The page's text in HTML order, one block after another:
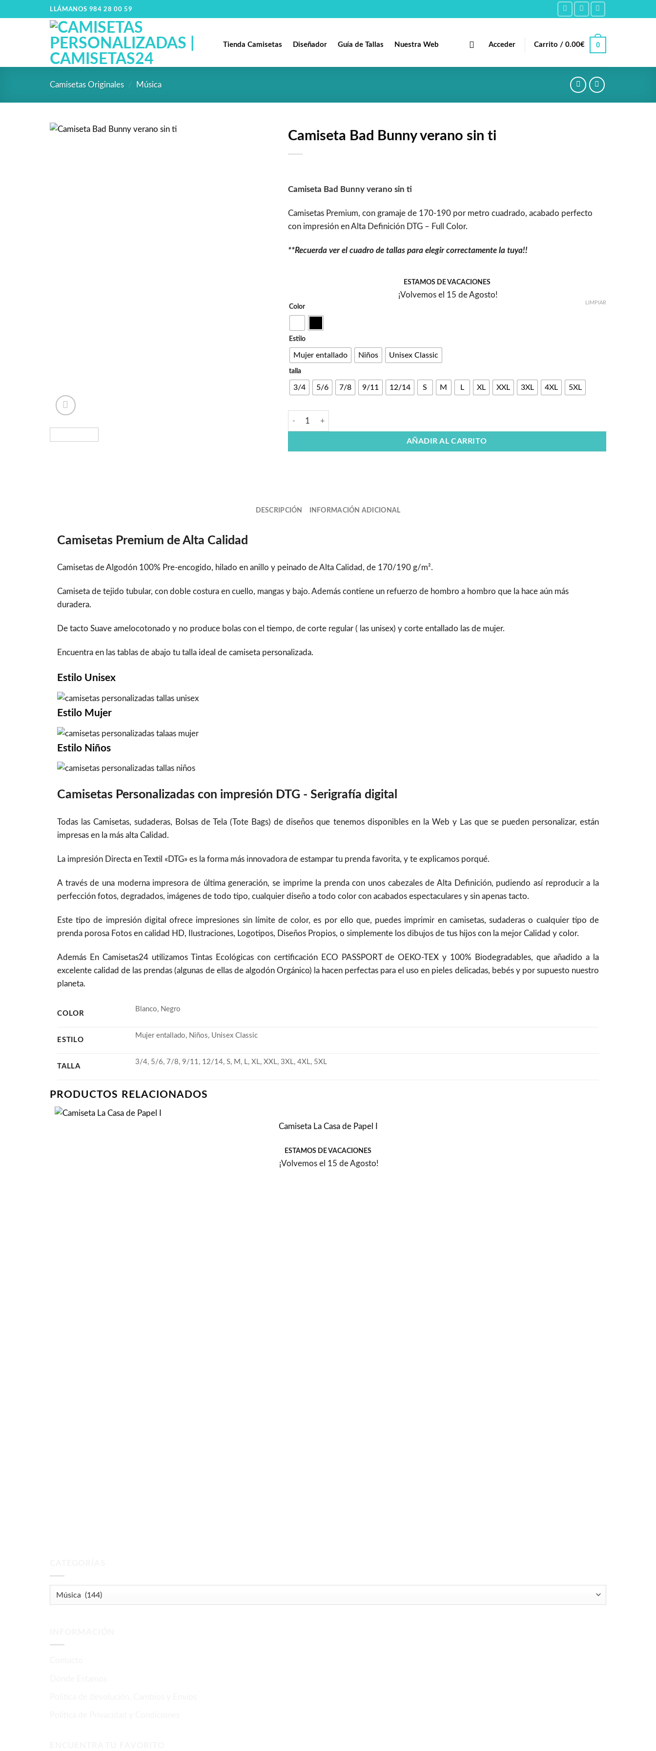
LLÁMANOS 984 28 00 59
Tienda Camisetas Diseñador Guía de Tallas Nuestra Web Acceder Carrito /0.00€ 0
Camisetas Originales / Música
Camiseta Bad Bunny verano sin ti
Camiseta Bad Bunny verano sin ti
Camisetas Premium, con gramaje de 170-190 por metro cuadrado, acabado perfecto
con impresión en Alta Definición DTG – Full Color.
**Recuerda ver el cuadro de tallas para elegir correctamente la tuya!!
ESTAMOS DE VACACIONES
¡Volvemos el 15 de Agosto!
Color
Estilo
Mujer entallado Niños Unisex Classic
talla
3/4 5/6 7/8 9/11 12/14 S M L XL XXL 3XL 4XL 5XL
LIMPIAR
AÑADIR AL CARRITO
DESCRIPCIÓN INFORMACIÓN ADICIONAL
Camisetas Premium de Alta Calidad
Camisetas de Algodón 100% Pre-encogido, hilado en anillo y peinado de Alta Calidad, de 170/190 g/m².
Camiseta de tejido tubular, con doble costura en cuello, mangas y bajo. Además contiene un refuerzo de hombro a hombro que la hace aún más
duradera.
De tacto Suave amelocotonado y no produce bolas con el tiempo, de corte regular ( las unisex) y corte entallado las de mujer.
Encuentra en las tablas de abajo tu talla ideal de camiseta personalizada.
Estilo Unisex
Estilo Mujer
Estilo Niños
Camisetas Personalizadas con impresión DTG - Serigrafía digital
Todas las Camisetas, sudaderas, Bolsas de Tela (Tote Bags) de diseños que tenemos disponibles en la Web y Las que se pueden personalizar, están
impresas en la más alta Calidad.
La impresión Directa en Textil «DTG» es la forma más innovadora de estampar tu prenda favorita, y te explicamos porqué.
A través de una moderna impresora de última generación, se imprime la prenda con unos cabezales de Alta Definición, pudiendo así reproducir a la
perfección fotos, degradados, imágenes de todo tipo, cualquier diseño a todo color con acabados espectaculares y sin apenas tacto.
Este tipo de impresión digital ofrece impresiones sin límite de color, es por ello que, puedes imprimir en camisetas, sudaderas o cualquier tipo de
prenda porosa Fotos en calidad HD, Ilustraciones, Logotipos, Diseños Propios, o simplemente los dibujos de tus hijos con la mejor Calidad y color.
Además En Camisetas24 utilizamos Tintas Ecológicas con certificación ECO PASSPORT de OEKO-TEX y 100% Biodegradables, que añadido a la
excelente calidad de las prendas (algunas de ellas de algodón Orgánico) la hacen perfectas para el uso en pieles delicadas, bebés y por supuesto nuestro
planeta.
COLOR
Blanco, Negro
ESTILO
Mujer entallado, Niños, Unisex Classic
TALLA
3/4, 5/6, 7/8, 9/11, 12/14, S, M, L, XL, XXL, 3XL, 4XL, 5XL
PRODUCTOS RELACIONADOS
Camiseta La Casa de Papel I
ESTAMOS DE VACACIONES
¡Volvemos el 15 de Agosto!